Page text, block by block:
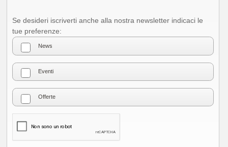
Se desideri iscriverti anche alla nostra newsletter indicaci le
tue preferenze: